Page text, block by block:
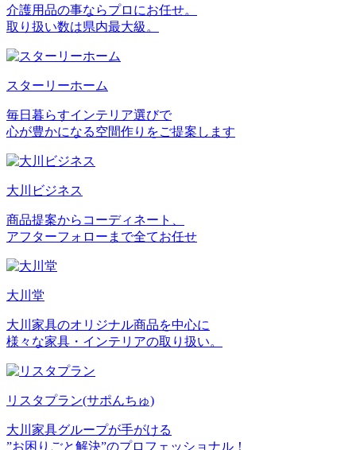
介護用品の事ならプロにお任せ。
取り扱い数は県内最大級。
スターリーホーム
毎日暮らすインテリア選びで
心が豊かになる空間作りをご提案します
大川ビジネス
商品提案からコーディネート、
アフターフォローまで全てお任せ
大川堂
大川家具のオリジナル商品を中心に
様々な家具・インテリアの取り扱い。
リスタプラン(サポんちゅ)
大川家具グループが手がける
”お困りごと解決”のプロフェッショナル！